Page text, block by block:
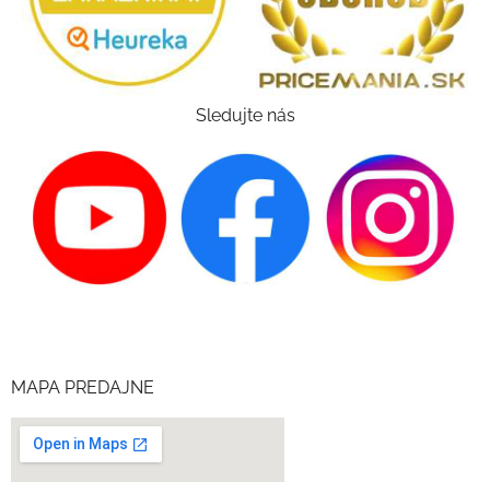
Sledujte nás
MAPA PREDAJNE